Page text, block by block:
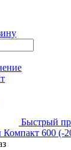
Быстрый
600 (-